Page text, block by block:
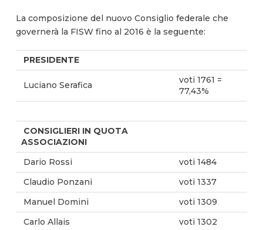
La composizione del nuovo Consiglio federale che
governerà la FISW fino al 2016 è la seguente:
PRESIDENTE
Luciano Serafica
voti 1761 =
77,43%
CONSIGLIERI IN QUOTA
ASSOCIAZIONI
Dario Rossi
voti 1484
Claudio Ponzani
voti 1337
Manuel Domini
voti 1309
Carlo Allais
voti 1302